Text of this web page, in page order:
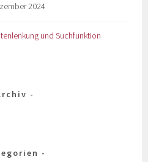
2024
und Suchfunktion